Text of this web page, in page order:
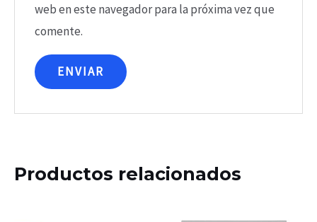
web en este navegador para la próxima vez que
comente.
Productos relacionados